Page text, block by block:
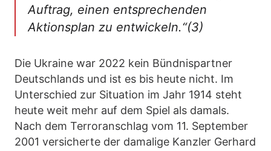
Auftrag, einen entsprechenden
Aktionsplan zu entwickeln.“(3)
Die Ukraine war 2022 kein Bündnispartner
Deutschlands und ist es bis heute nicht. Im
Unterschied zur Situation im Jahr 1914 steht
heute weit mehr auf dem Spiel als damals.
Nach dem Terroranschlag vom 11. September
2001 versicherte der damalige Kanzler Gerhard